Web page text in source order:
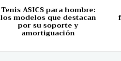
Tenis ASICS para hombre:
los modelos que destacan
por su soporte y
amortiguación